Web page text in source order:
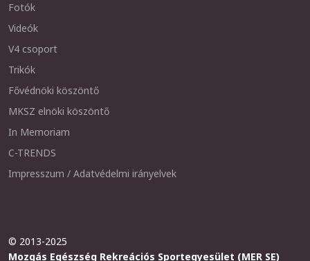
Fotók
Videók
V4 csoport
Trikók
Fővédnöki köszöntő
MKSZ elnöki köszöntő
In Memoriam
C-TRENDS
Impresszum / Adatvédelmi irányelvek
© 2013-2025
Mozgás Egészség Rekreációs Sportegyesület (MER SE)